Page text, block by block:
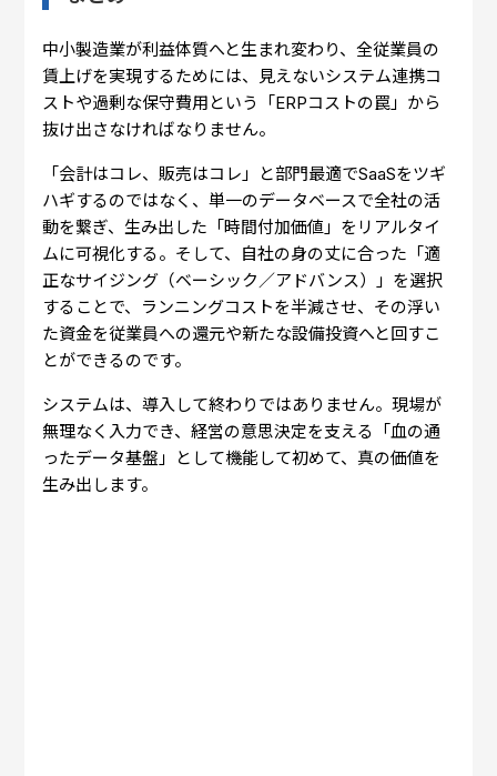
中小製造業が利益体質へと生まれ変わり、全従業員の
賃上げを実現するためには、見えないシステム連携コ
ストや過剰な保守費用という「ERPコストの罠」から
抜け出さなければなりません。
「会計はコレ、販売はコレ」と部門最適でSaaSをツギ
ハギするのではなく、単一のデータベースで全社の活
動を繋ぎ、生み出した「時間付加価値」をリアルタイ
ムに可視化する。そして、自社の身の丈に合った「適
正なサイジング（ベーシック／アドバンス）」を選択
することで、ランニングコストを半減させ、その浮い
た資金を従業員への還元や新たな設備投資へと回すこ
とができるのです。
システムは、導入して終わりではありません。現場が
無理なく入力でき、経営の意思決定を支える「血の通
ったデータ基盤」として機能して初めて、真の価値を
生み出します。